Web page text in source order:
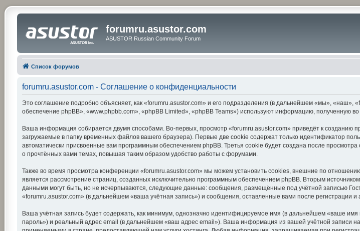
forumru.asustor.com
ASUSTOR Russian Community Forum
Список форумов
forumru.asustor.com - Соглашение о конфиденциальности
Это соглашение подробно объясняет, как «forumru.asustor.com» и его подразделения (в дальнейшем «мы», «наш»,
обеспечение phpBB», «www.phpbb.com», «phpBB Limited», «phpBB Teams») используют информацию, полученную
Ваша информация собирается двумя способами. Во-первых, просмотр «forumru.asustor.com» приведёт к
загружаемые в папку временных файлов вашего браузера). Первые две cookie содержат только идентификатор
автоматически присвоенные вам программным обеспечением phpBB. Третья cookie будет создана после
о прочтённых вами темах, повышая таким образом удобство работы с форумами.
Также во время просмотра конференции «forumru.asustor.com» мы можем установить cookies, внешние по
является рассмотрение страниц, созданных исключительно программным обеспечением phpBB. Вторым
данными могут быть, но не исчерпываются, следующие данные: сообщения, размещённые под учётной записью
«forumru.asustor.com» (в дальнейшем «ваша учётная запись») и сообщения, оставленные вами после регистрации
Ваша учётная запись будет содержать, как минимум, однозначно идентифицируемое имя (в дальнейшем «ваше
пароль») и реальный адрес email (в дальнейшем «ваш адрес email»). Ваша информация из вашей учётной записи